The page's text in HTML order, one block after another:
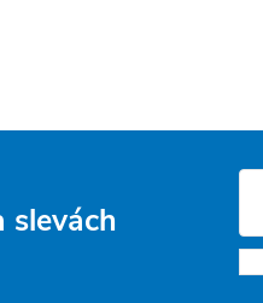
slevách